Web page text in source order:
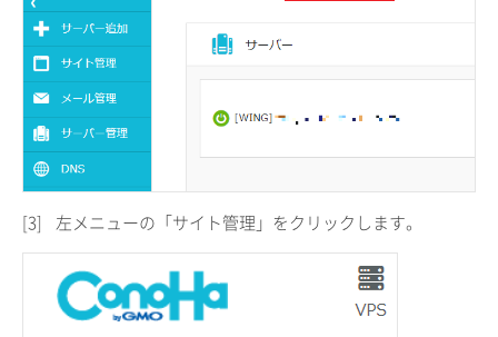
[3] 左メニューの「サイト管理」をクリックします。